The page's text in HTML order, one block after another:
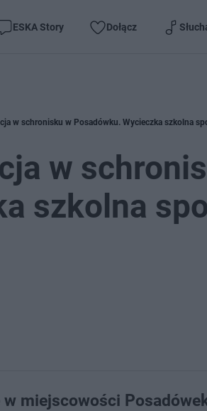
ESKA Story Dołącz
w schronisku w Posadówku. Wycieczka szkolna
w
szkolna
miejscowości